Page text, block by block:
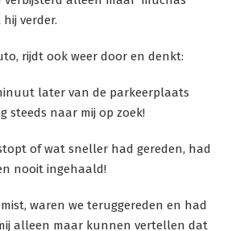
verder.
rijdt ook weer door en denkt:
later van de parkeerplaats
steeds naar mij op zoek!
of wat sneller had gereden, had
nooit ingehaald!
waren we teruggereden en had
alleen maar kunnen vertellen dat